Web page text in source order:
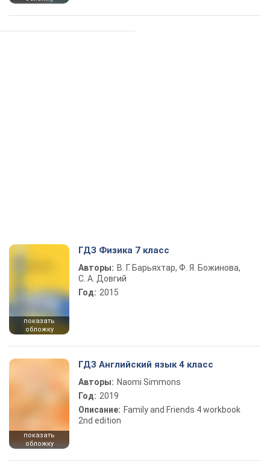
показать
обложку
ГДЗ Физика 7 класс
Авторы: В. Г. Барьяхтар, Ф. Я. Божинова,
С. А. Довгий
Год: 2015
показать
обложку
ГДЗ Английский язык 4 класс
Авторы: Naomi Simmons
Год: 2019
Описание: Family and Friends 4 workbook
2nd edition